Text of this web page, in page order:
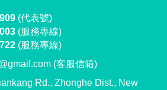
(代表號)
(服務專線)
(服務專線)
(客服信箱)
Rd., Zhonghe Dist., New